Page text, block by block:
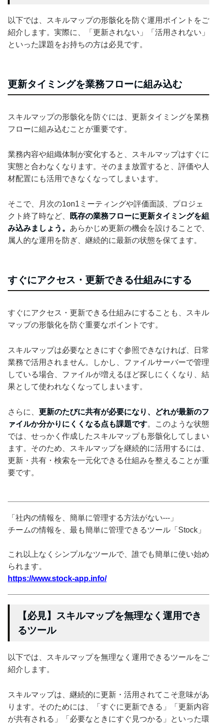
以下では、スキルマップの形骸化を防ぐ運用ポイントをご
紹介します。実際に、「更新されない」「活用されない」
といった課題をお持ちの方は必見です。
更新タイミングを業務フローに組み込む
スキルマップの形骸化を防ぐには、更新タイミングを業務
フローに組み込むことが重要です。
業務内容や組織体制が変化すると、スキルマップはすぐに
実態と合わなくなります。そのまま放置すると、評価や人
材配置にも活用できなくなってしまいます。
そこで、月次の1on1ミーティングや評価面談、プロジェ
クト終了時など、
既存の業務フローに更新タイミングを組
み込みましょう。 あらかじめ更新の機会を設けることで、
属人的な運用を防ぎ、継続的に最新の状態を保てます。
すぐにアクセス・更新できる仕組みにする
すぐにアクセス・更新できる仕組みにすることも、スキル
マップの形骸化を防ぐ重要なポイントです。
スキルマップは必要なときにすぐ参照できなければ、日常
業務で活用されません。しかし、ファイルサーバーで管理
している場合、ファイルが増えるほど探しにくくなり、結
果として使われなくなってしまいます。
さらに、 更新のたびに共有が必要になり、どれが最新のフ
ァイルか分かりにくくなる点も課題です。このような状態
では、せっかく作成したスキルマップも形骸化してしまい
ます。そのため、スキルマップを継続的に活用するには、
更新・共有・検索を一元化できる仕組みを整えることが重
要です。
「社内の情報を、簡単に管理する方法がない---」
チームの情報を、最も簡単に管理できるツール「Stock」
これ以上なくシンプルなツールで、誰でも簡単に使い始め
られます。
https://www.stock-app.info/
【必見】スキルマップを無理なく運用でき
るツール
以下では、スキルマップを無理なく運用できるツールをご
紹介します。
スキルマップは、継続的に更新・活用されてこそ意味があ
ります。そのためには、「すぐに更新できる」「更新内容
が共有される」「必要なときにすぐ見つかる」といった環